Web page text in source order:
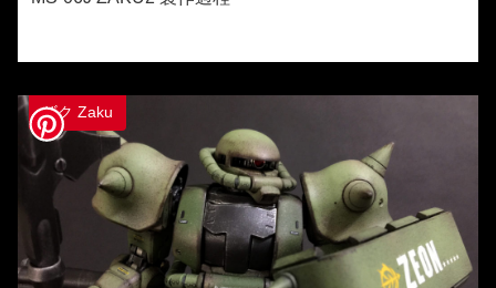
ザク Zaku